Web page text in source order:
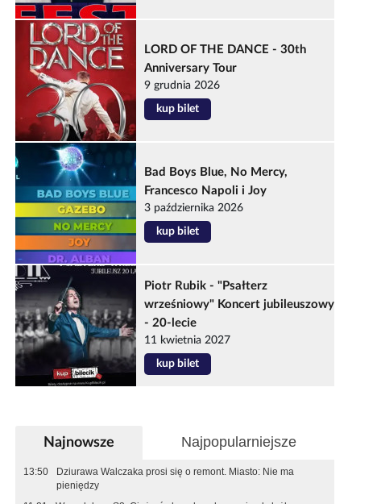
LORD OF THE DANCE - 30th
Anniversary Tour
9 grudnia 2026
kup bilet
Bad Boys Blue, No Mercy,
Francesco Napoli i Joy
3 października 2026
kup bilet
Piotr Rubik - "Psałterz
wrześniowy" Koncert jubileuszowy
- 20-lecie
11 kwietnia 2027
kup bilet
Najnowsze Najpopularniejsze
13:50
Dziurawa Walczaka prosi się o remont. Miasto: Nie ma
pieniędzy